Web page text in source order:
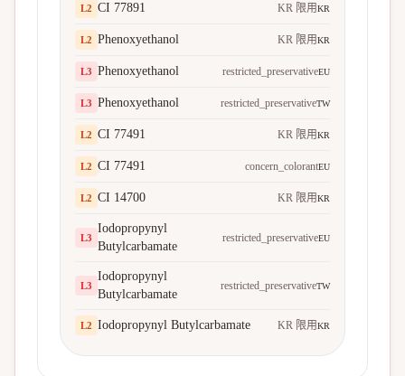
L2 CI 77891 KR 限用KR
L2 Phenoxyethanol KR 限用KR
L3 Phenoxyethanol restricted_preservativeEU
L3 Phenoxyethanol restricted_preservativeTW
L2 CI 77491 KR 限用KR
L2 CI 77491 concern_colorantEU
L2 CI 14700 KR 限用KR
L3
Iodopropynyl
Butylcarbamate
restricted_preservativeEU
L3
Iodopropynyl
Butylcarbamate
restricted_preservativeTW
L2 Iodopropynyl Butylcarbamate KR 限用KR